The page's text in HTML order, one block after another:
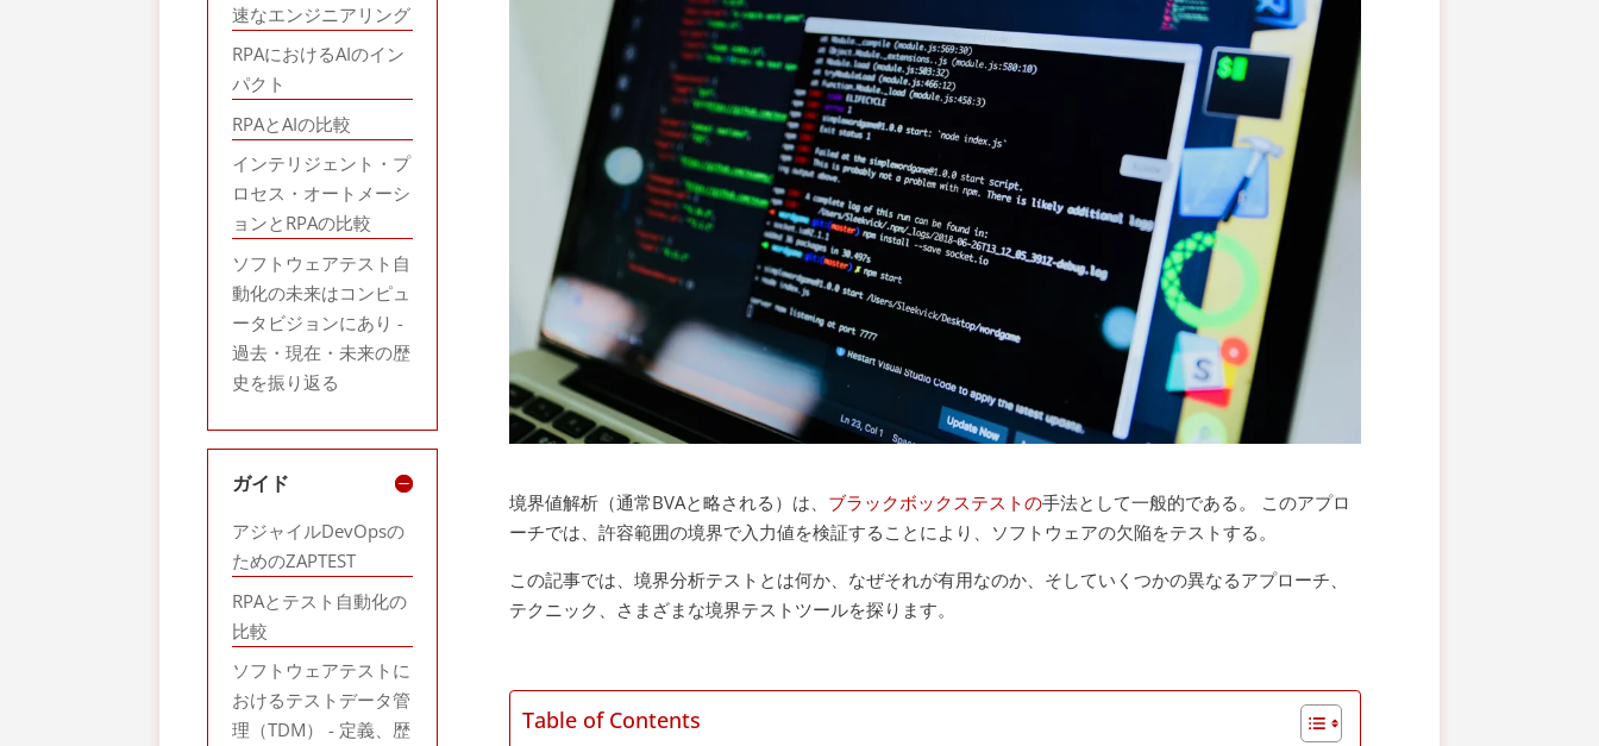
境界値解析（通常BVAと略される）は、 ブラックボックステストの手法として一般的である。 このアプロ
ーチでは、許容範囲の境界で入力値を検証することにより、ソフトウェアの欠陥をテストする。
この記事では、境界分析テストとは何か、なぜそれが有用なのか、そしていくつかの異なるアプローチ、
テクニック、さまざまな境界テストツールを探ります。
Table of Contents
速なエンジニアリング
RPAにおけるAIのイン
パクト
RPAとAIの比較
インテリジェント・プ
ロセス・オートメーシ
ョンとRPAの比較
ソフトウェアテスト自
動化の未来はコンピュ
ータビジョンにあり -
過去・現在・未来の歴
史を振り返る
ガイド
アジャイルDevOpsの
ためのZAPTEST
RPAとテスト自動化の
比較
ソフトウェアテストに
おけるテストデータ管
理（TDM） - 定義、歴